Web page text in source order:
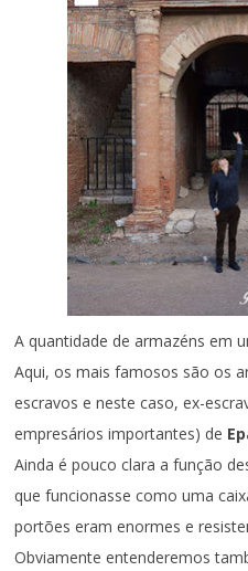
A quantidade de armazéns em
Aqui, os mais famosos são os
escravos e neste caso, ex-
empresários importantes) de
Ainda é pouco clara a função
que funcionasse como uma
portões eram enormes e
Obviamente entenderemos